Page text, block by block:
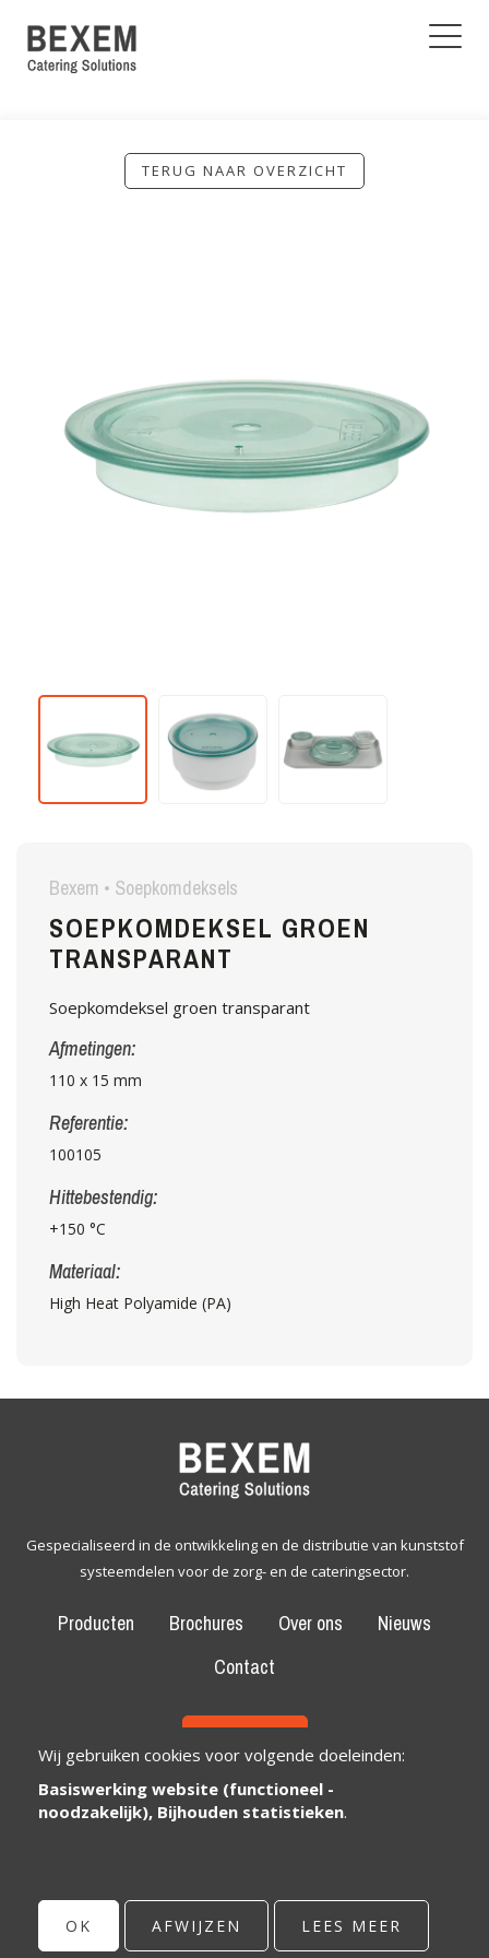
TERUG NAAR OVERZICHT
Bexem • Soepkomdeksels
SOEPKOMDEKSEL GROEN
TRANSPARANT
Soepkomdeksel groen transparant
Afmetingen:
110 x 15 mm
Referentie:
100105
Hittebestendig:
+150 °C
Materiaal:
High Heat Polyamide (PA)
Gespecialiseerd in de ontwikkeling en de distributie van kunststof
systeemdelen voor de zorg- en de cateringsector.
Producten Brochures Over ons
Nieuws
Contact
Bexem Catering Solutions
Maatschappelijke zetel
© Copyright 2026 | Bexem • Alle rechten voorbehouden •
Wij gebruiken cookies voor volgende doeleinden:
Basiswerking website (functioneel -
noodzakelijk), Bijhouden statistieken.
OK AFWIJZEN LEES MEER